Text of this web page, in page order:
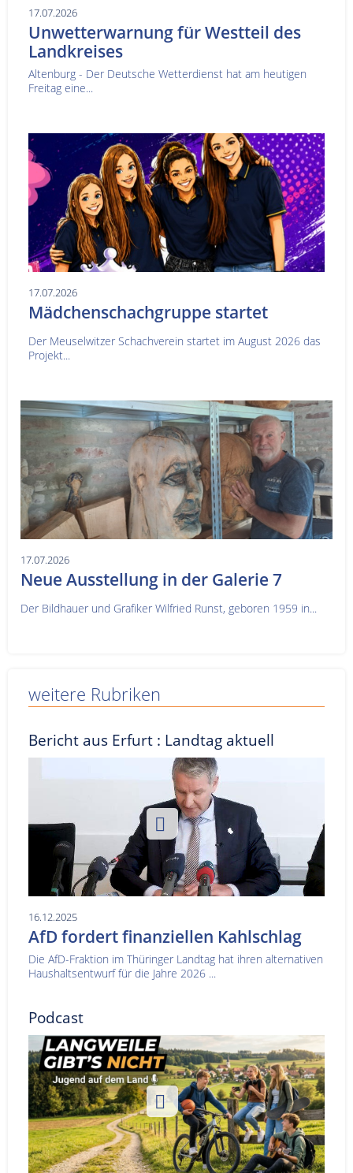
17.07.2026
Unwetterwarnung für Westteil des
Landkreises
Altenburg - Der Deutsche Wetterdienst hat am heutigen
Freitag eine...
17.07.2026
Mädchenschachgruppe startet
Der Meuselwitzer Schachverein startet im August 2026 das
Projekt...
17.07.2026
Neue Ausstellung in der Galerie 7
Der Bildhauer und Grafiker Wilfried Runst, geboren 1959 in...
weitere Rubriken
Bericht aus Erfurt : Landtag aktuell
16.12.2025
AfD fordert finanziellen Kahlschlag
Die AfD-Fraktion im Thüringer Landtag hat ihren alternativen
Haushaltsentwurf für die Jahre 2026 ...
Podcast